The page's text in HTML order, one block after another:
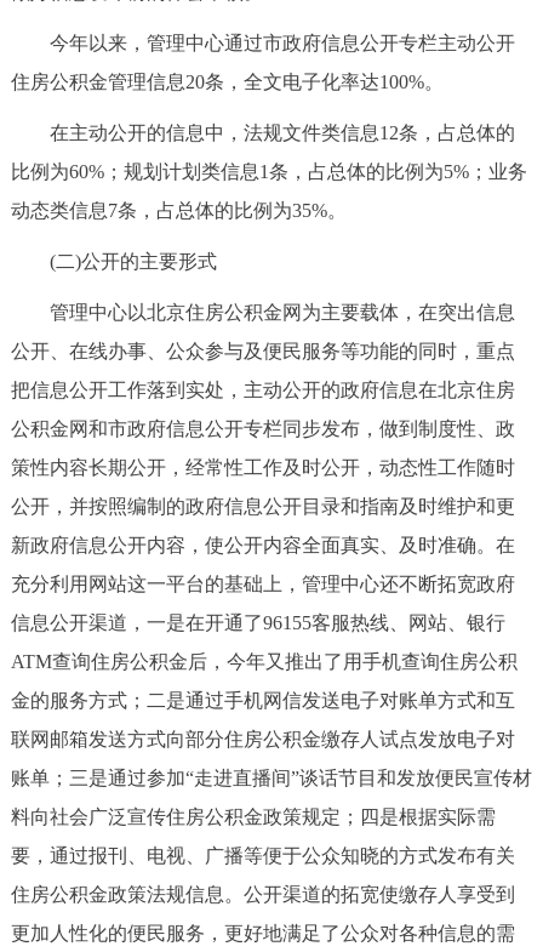
今年以来，管理中心通过市政府信息公开专栏主动公开
住房公积金管理信息20条，全文电子化率达100%。
在主动公开的信息中，法规文件类信息12条，占总体的
比例为60%；规划计划类信息1条，占总体的比例为5%；业务
动态类信息7条，占总体的比例为35%。
(二)公开的主要形式
管理中心以北京住房公积金网为主要载体，在突出信息
公开、在线办事、公众参与及便民服务等功能的同时，重点
把信息公开工作落到实处，主动公开的政府信息在北京住房
公积金网和市政府信息公开专栏同步发布，做到制度性、政
策性内容长期公开，经常性工作及时公开，动态性工作随时
公开，并按照编制的政府信息公开目录和指南及时维护和更
新政府信息公开内容，使公开内容全面真实、及时准确。在
充分利用网站这一平台的基础上，管理中心还不断拓宽政府
信息公开渠道，一是在开通了96155客服热线、网站、银行
ATM查询住房公积金后，今年又推出了用手机查询住房公积
金的服务方式；二是通过手机网信发送电子对账单方式和互
联网邮箱发送方式向部分住房公积金缴存人试点发放电子对
账单；三是通过参加“走进直播间”谈话节目和发放便民宣传材
料向社会广泛宣传住房公积金政策规定；四是根据实际需
要，通过报刊、电视、广播等便于公众知晓的方式发布有关
住房公积金政策法规信息。公开渠道的拓宽使缴存人享受到
更加人性化的便民服务，更好地满足了公众对各种信息的需